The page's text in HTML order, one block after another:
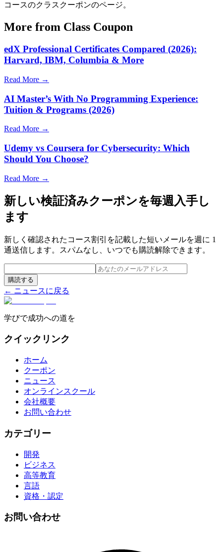
コースのクラスクーポンのページ。
More from Class Coupon
edX Professional Certificates Compared (2026):
Harvard, IBM, Columbia & More
Read More →
AI Master’s With No Programming Experience:
Tuition & Programs (2026)
Read More →
Udemy vs Coursera for Cybersecurity: Which
Should You Choose?
Read More →
新しい検証済みクーポンを毎週入手し
ます
新しく確認されたコース割引を記載した短いメールを週に 1
通送信します。スパムなし、いつでも購読解除できます。
購読する
← ニュースに戻る
学びで成功への道を
クイックリンク
ホーム
クーポン
ニュース
オンラインスクール
会社概要
お問い合わせ
カテゴリー
開発
ビジネス
高等教育
言語
資格・認定
お問い合わせ